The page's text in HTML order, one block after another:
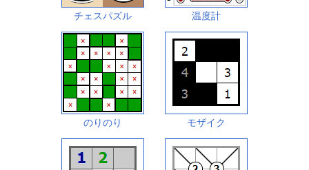
チェスパズル 温度計
のりのり モザイク